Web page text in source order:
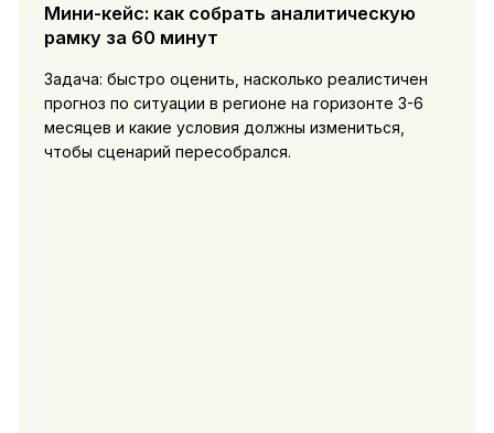
Мини-кейс: как собрать аналитическую
рамку за 60 минут
Задача: быстро оценить, насколько реалистичен
прогноз по ситуации в регионе на горизонте 3-6
месяцев и какие условия должны измениться,
чтобы сценарий пересобрался.